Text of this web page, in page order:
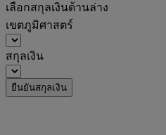
เลือกสกุลเงินด้านล่าง
เขตภูมิศาสตร์
สกุลเงิน
ยืนยันสกุลเงิน